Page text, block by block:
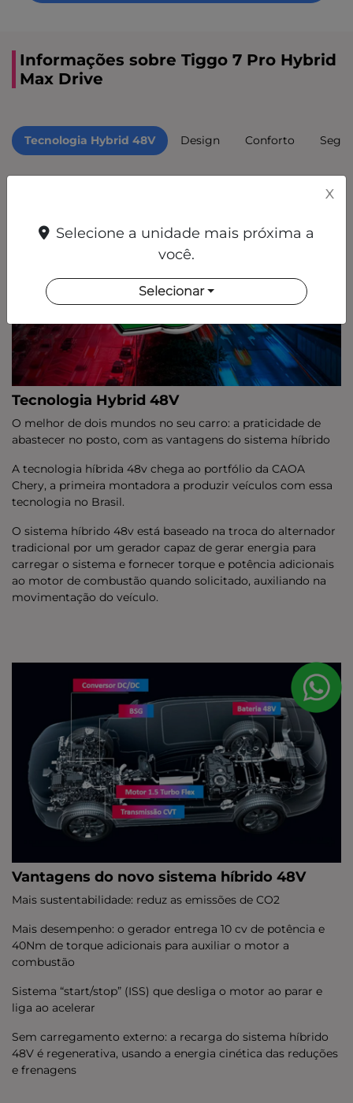
Informações sobre Tiggo 7 Pro Hybrid
Max Drive
Tecnologia Hybrid 48V Design Conforto
Tecnologia Hybrid 48V
O melhor de dois mundos no seu carro: a praticidade de
abastecer no posto, com as vantagens do sistema híbrido
A tecnologia híbrida 48v chega ao portfólio da CAOA
Chery, a primeira montadora a produzir veículos com essa
tecnologia no Brasil.
O sistema híbrido 48v está baseado na troca do alternador
tradicional por um gerador capaz de gerar energia para
carregar o sistema e fornecer torque e potência adicionais
ao motor de combustão quando solicitado, auxiliando na
movimentação do veículo.
Vantagens do novo sistema híbrido 48V
Mais sustentabilidade: reduz as emissões de CO2
Mais desempenho: o gerador entrega 10 cv de potência e
40Nm de torque adicionais para auxiliar o motor a
combustão
Sistema “start/stop” (ISS) que desliga o motor ao parar e
liga ao acelerar
Sem carregamento externo: a recarga do sistema híbrido
48V é regenerativa, usando a energia cinética das reduções
e frenagens
X
Selecione a unidade mais próxima a
você.
Selecionar